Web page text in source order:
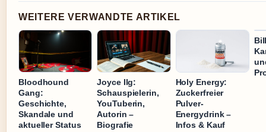
WEITERE VERWANDTE ARTIKEL
Bloodhound
Gang:
Geschichte,
Skandale und
aktueller Status
Joyce Ilg:
Schauspielerin,
YouTuberin,
Autorin –
Biografie
Holy Energy:
Zuckerfreier
Pulver-
Energydrink –
Infos & Kauf